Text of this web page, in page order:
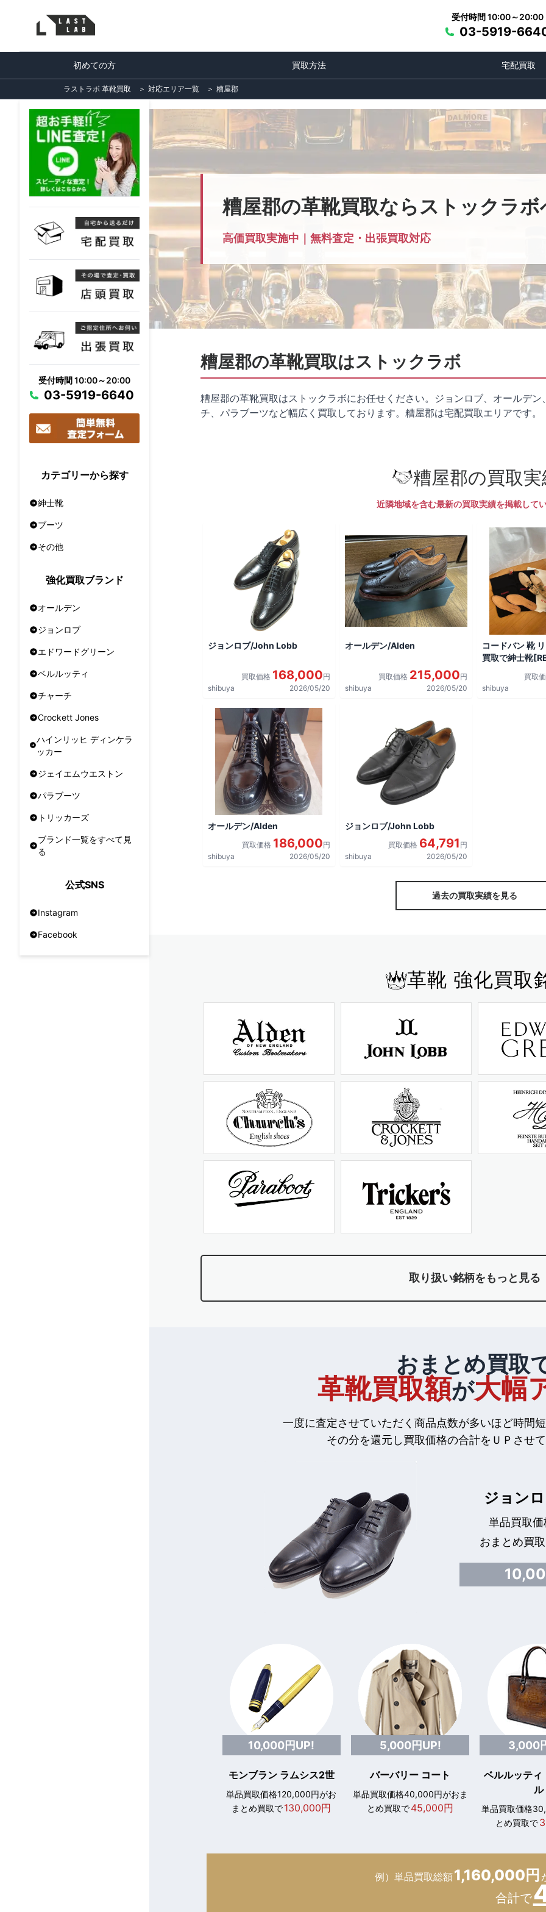
受付時間 10:00～20:00
03-5919-
初めての方 買取方法 宅配買取
ラストラボ 革靴買取 ＞ 対応エリア一覧 ＞ 糟屋郡
受付時間 10:00～20:00
03-5919-6640
カテゴリーから探す
紳士靴
ブーツ
その他
強化買取ブランド
オールデン
ジョンロブ
エドワードグリーン
ベルルッティ
チャーチ
Crockett Jones
ハインリッヒ ディンケラ
ッカー
ジェイエムウエストン
パラブーツ
トリッカーズ
ブランド一覧をすべて見
る
公式SNS
Instagram
Facebook
糟屋郡の革靴買取ならストックラボ
高価買取実施中｜無料査定・出張買取対応
糟屋郡の革靴買取はストックラボ
糟屋郡の革靴買取はストックラボにお任せください。ジョンロブ、オールデ
チ、パラブーツなど幅広く買取しております。糟屋郡は宅配買取エリアです。
糟屋郡の買取実
近隣地域を含む最新の買取実績を掲載して
ジョンロブ/John Lobb
買取価格 168,000円
shibuya
2026/05/20
オールデン/Alden
買取価格 215,000円
shibuya
2026/05/20
コードバン 靴
買取で紳士靴
買取
shibuya
オールデン/Alden
買取価格 186,000円
shibuya
2026/05/20
ジョンロブ/John Lobb
買取価格 64,791 円
shibuya
2026/05/20
過去の買取実績を見る
革靴 強化買取
取り扱い銘柄をもっと見る
おまとめ買取
革靴買取額が大幅
一度に査定させていただく商品点数が多いほど時間
その分を還元し買取価格の合計をＵＰさせ
ジョン
単品買取
おまとめ買
10,000円UP!
モンブラン ラムシス2世
単品買取価格120,000円がお
まとめ買取で130,000円
5,000円UP!
バーバリー コート
単品買取価格40,000円がおま
とめ買取で45,000円
3,000
ベルルッティ
ル
単品買取価格
とめ買取で
例）単品買取総額1,160,000円
合計で